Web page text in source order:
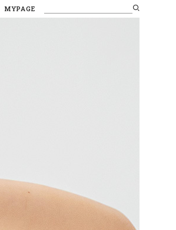
MYPAGE